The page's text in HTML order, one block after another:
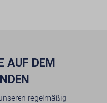
AUF DEM
regelmäßig